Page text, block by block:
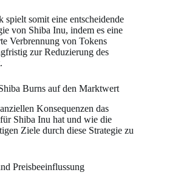
somit eine entscheidende
von Shiba Inu, indem es eine
Verbrennung von Tokens
zur Reduzierung des
Burns auf den Marktwert
Konsequenzen das
Shiba Inu hat und wie die
Ziele durch diese Strategie zu
Preisbeeinflussung